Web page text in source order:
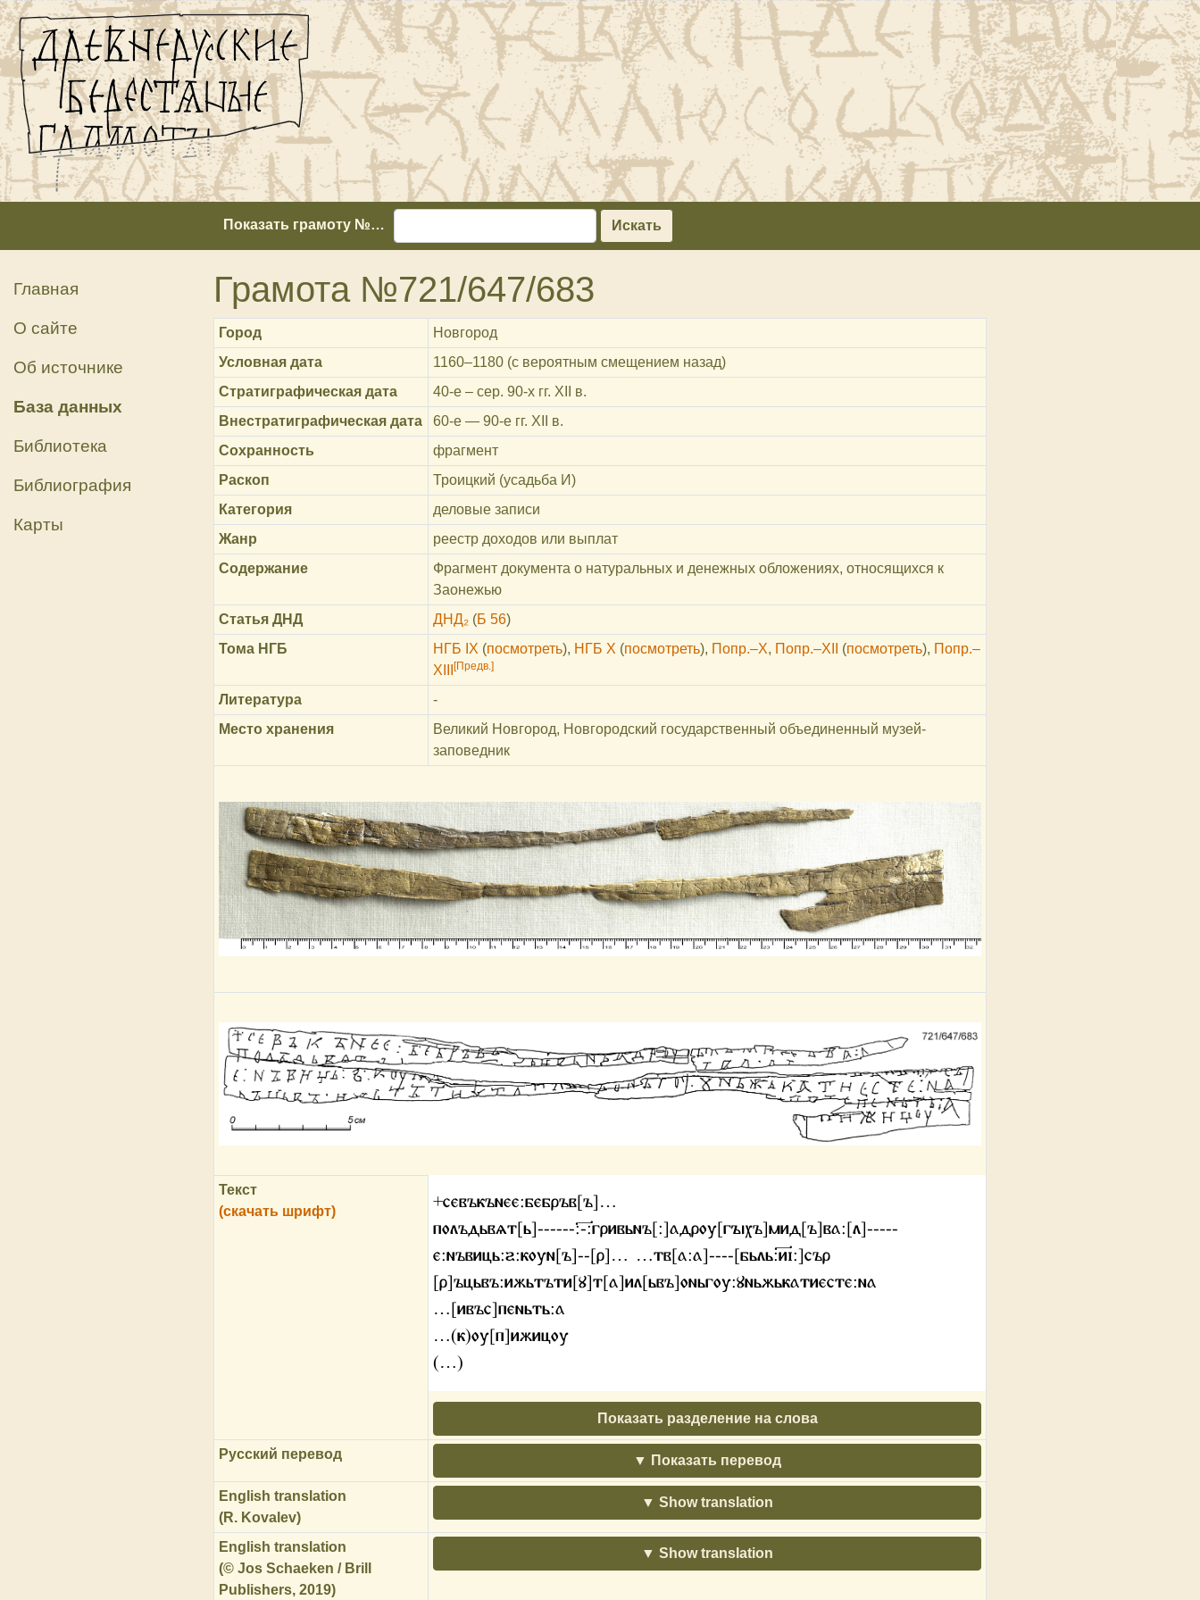
Показать грамоту №… Искать
Главная
О сайте
Об источнике
База данных
Библиотека
Библиография
Карты
Грамота №721/647/683
Город
Новгород
Условная дата
1160‒1180 (с вероятным смещением назад)
Стратиграфическая дата
40-е – сер. 90-х гг. XII в.
Внестратиграфическая дата
60-е — 90-е гг. XII в.
Сохранность
фрагмент
Раскоп
Троицкий (усадьба И)
Категория
деловые записи
Жанр
реестр доходов или выплат
Содержание
Фрагмент документа о натуральных и денежных обложениях, относящихся к
Заонежью
Статья ДНД
ДНД₂(Б 56)
Тома НГБ
НГБ IX (посмотреть), НГБ X (посмотреть), Попр.–X, Попр.–XII (посмотреть), Попр.–
XIII
[Предв.]
Литература
-
Место хранения
Великий Новгород, Новгородский государственный объединенный музей-
заповедник
Текст
(скачать шрифт)
+севъкънее:бебръв[ъ]…
полъдьвѧт[ь]------:-҃:гривьнъ[:]адроу[гꙑхъ]мид[ъ]ва:[л]-----
е:нъвиць:ꙅ:коун[ъ]--[р]… …тв[а:а]----[бьль:и҃ӏ:]сър
[р]ъцьвъ:ижьтъти[ꙋ]т[а]ил[ьвъ]оньгоу:ꙋньжькатиесте:на
…[ивъс]пеньть:а
…(к)оу[п]ижицоу
(…)
Показать разделение на слова
Русский перевод Показать перевод
English translation
(R. Kovalev)
Show translation
English translation
(© Jos Schaeken / Brill
Publishers, 2019)
Show translation